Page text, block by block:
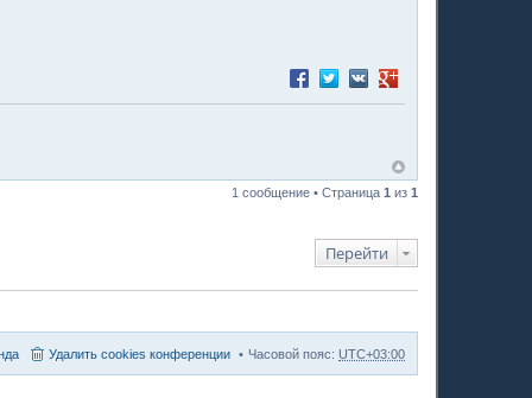
Поделиться в Facebook
Поделиться в Twitter
Поделиться в VK
Поделиться в
1 сообщение • Страница 1 из 1
Перейти
Часовой пояс: UTC+03:00
Удалить cookies конференции